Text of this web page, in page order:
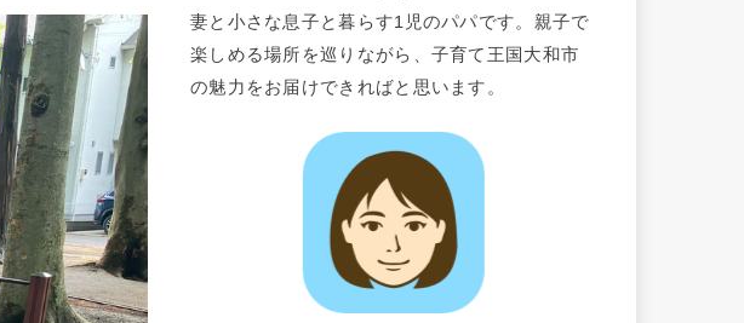
妻と小さな息子と暮らす1児のパパです。親子で
楽しめる場所を巡りながら、子育て王国大和市
の魅力をお届けできればと思います。